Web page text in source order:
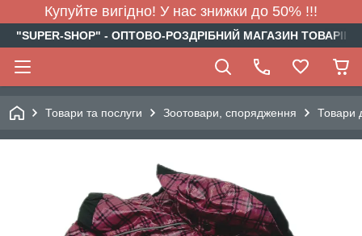
Купуйте вигідно! У нас знижки до 50% !!!
"SUPER-SHOP" - ОПТОВО-РОЗДРІБНИЙ МАГАЗИН
Товари та послуги Зоотовари, спорядження Товари